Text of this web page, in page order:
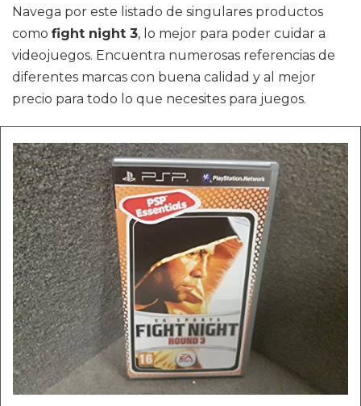
Navega por este listado de singulares productos
como fight night 3, lo mejor para poder cuidar a
videojuegos. Encuentra numerosas referencias de
diferentes marcas con buena calidad y al mejor
precio para todo lo que necesites para juegos.